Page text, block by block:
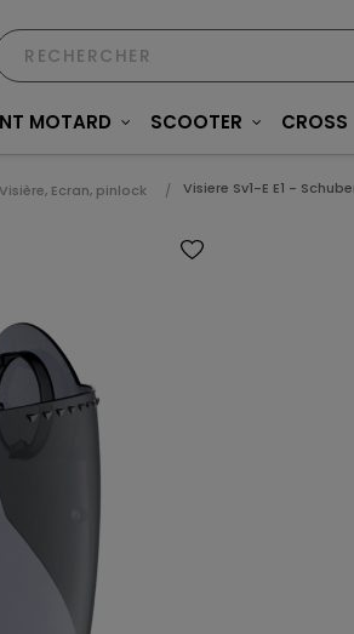
MOTARD SCOOTER CROSS
Visière, Ecran, pinlock Visiere Sv1-E E1 -